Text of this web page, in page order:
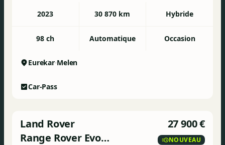
2023 30 870 km Hybride
98 ch Automatique Occasion
Eurekar Melen
Car-Pass
Land Rover
Range Rover Evoque
27 900 €
NOUVEAU